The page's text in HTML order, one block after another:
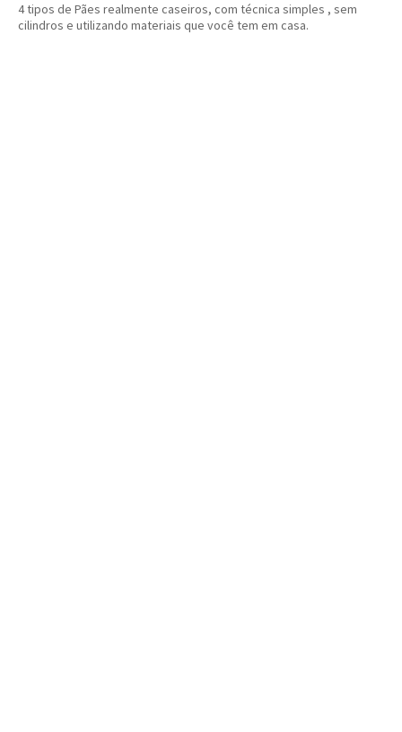
4 tipos de Pães realmente caseiros, com técnica simples , sem
cilindros e utilizando materiais que você tem em casa.